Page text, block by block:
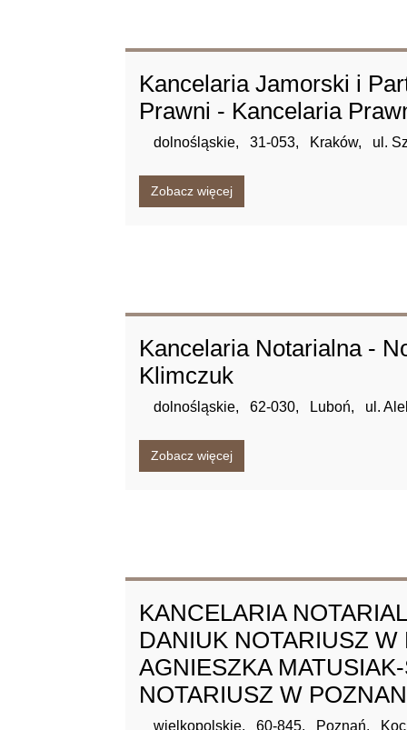
Kancelaria Jamorski i
Prawni - Kancelaria
dolnośląskie, 31-053, Kraków, ul.
Zobacz więcej
Kancelaria Notarialna -
Klimczuk
dolnośląskie, 62-030, Luboń, ul.
Zobacz więcej
KANCELARIA
DANIUK NOTARIUSZ W
AGNIESZKA
NOTARIUSZ W
wielkopolskie, 60-845, Poznań,